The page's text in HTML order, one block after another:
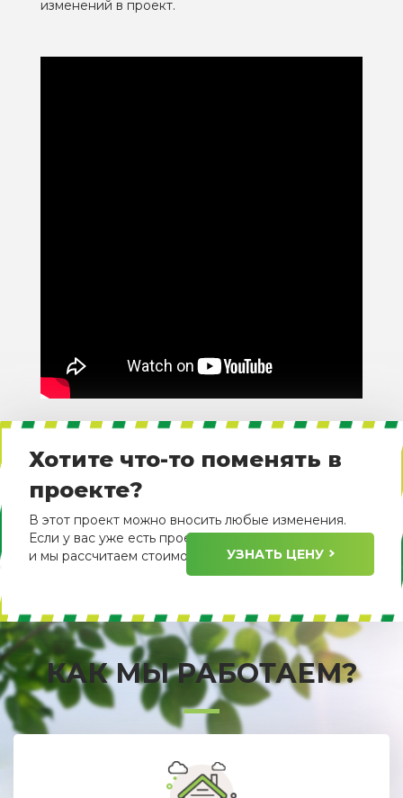
изменений в проект.
Хотите что-то поменять в
проекте?
В этот проект можно вносить любые изменения.
Если у вас уже есть проект, пришлите его нам
и мы рассчитаем стоимость его изготовления.
УЗНАТЬ ЦЕНУ
КАК МЫ РАБОТАЕМ?